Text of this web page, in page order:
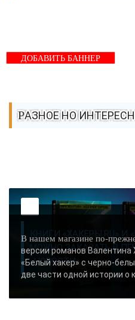
ДОБАВИТЬ БАННЕР
РАЗНОЕ НО
КНИГИ «ХАКЕРЫ.RU» И
МОЖНО ЗАКАЗАТЬ В
«НОВОСТИ»..
В нашем магазине по-
версии романов Валентина
«Белый хакер» с черно-
две части одной истории о